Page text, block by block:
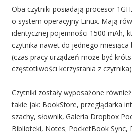
Oba czytniki posiadają procesor
o system operacyjny Linux. Mają
identycznej pojemności 1500 mAh,
czytnika nawet do jednego miesiąca
(czas pracy urządzeń może być
częstotliwości korzystania z czytnika).
Czytniki zostały wyposażone
takie jak: BookStore, przeglądarka
szachy, słownik, Galeria Dropbox
Biblioteki, Notes, PocketBook Sync,